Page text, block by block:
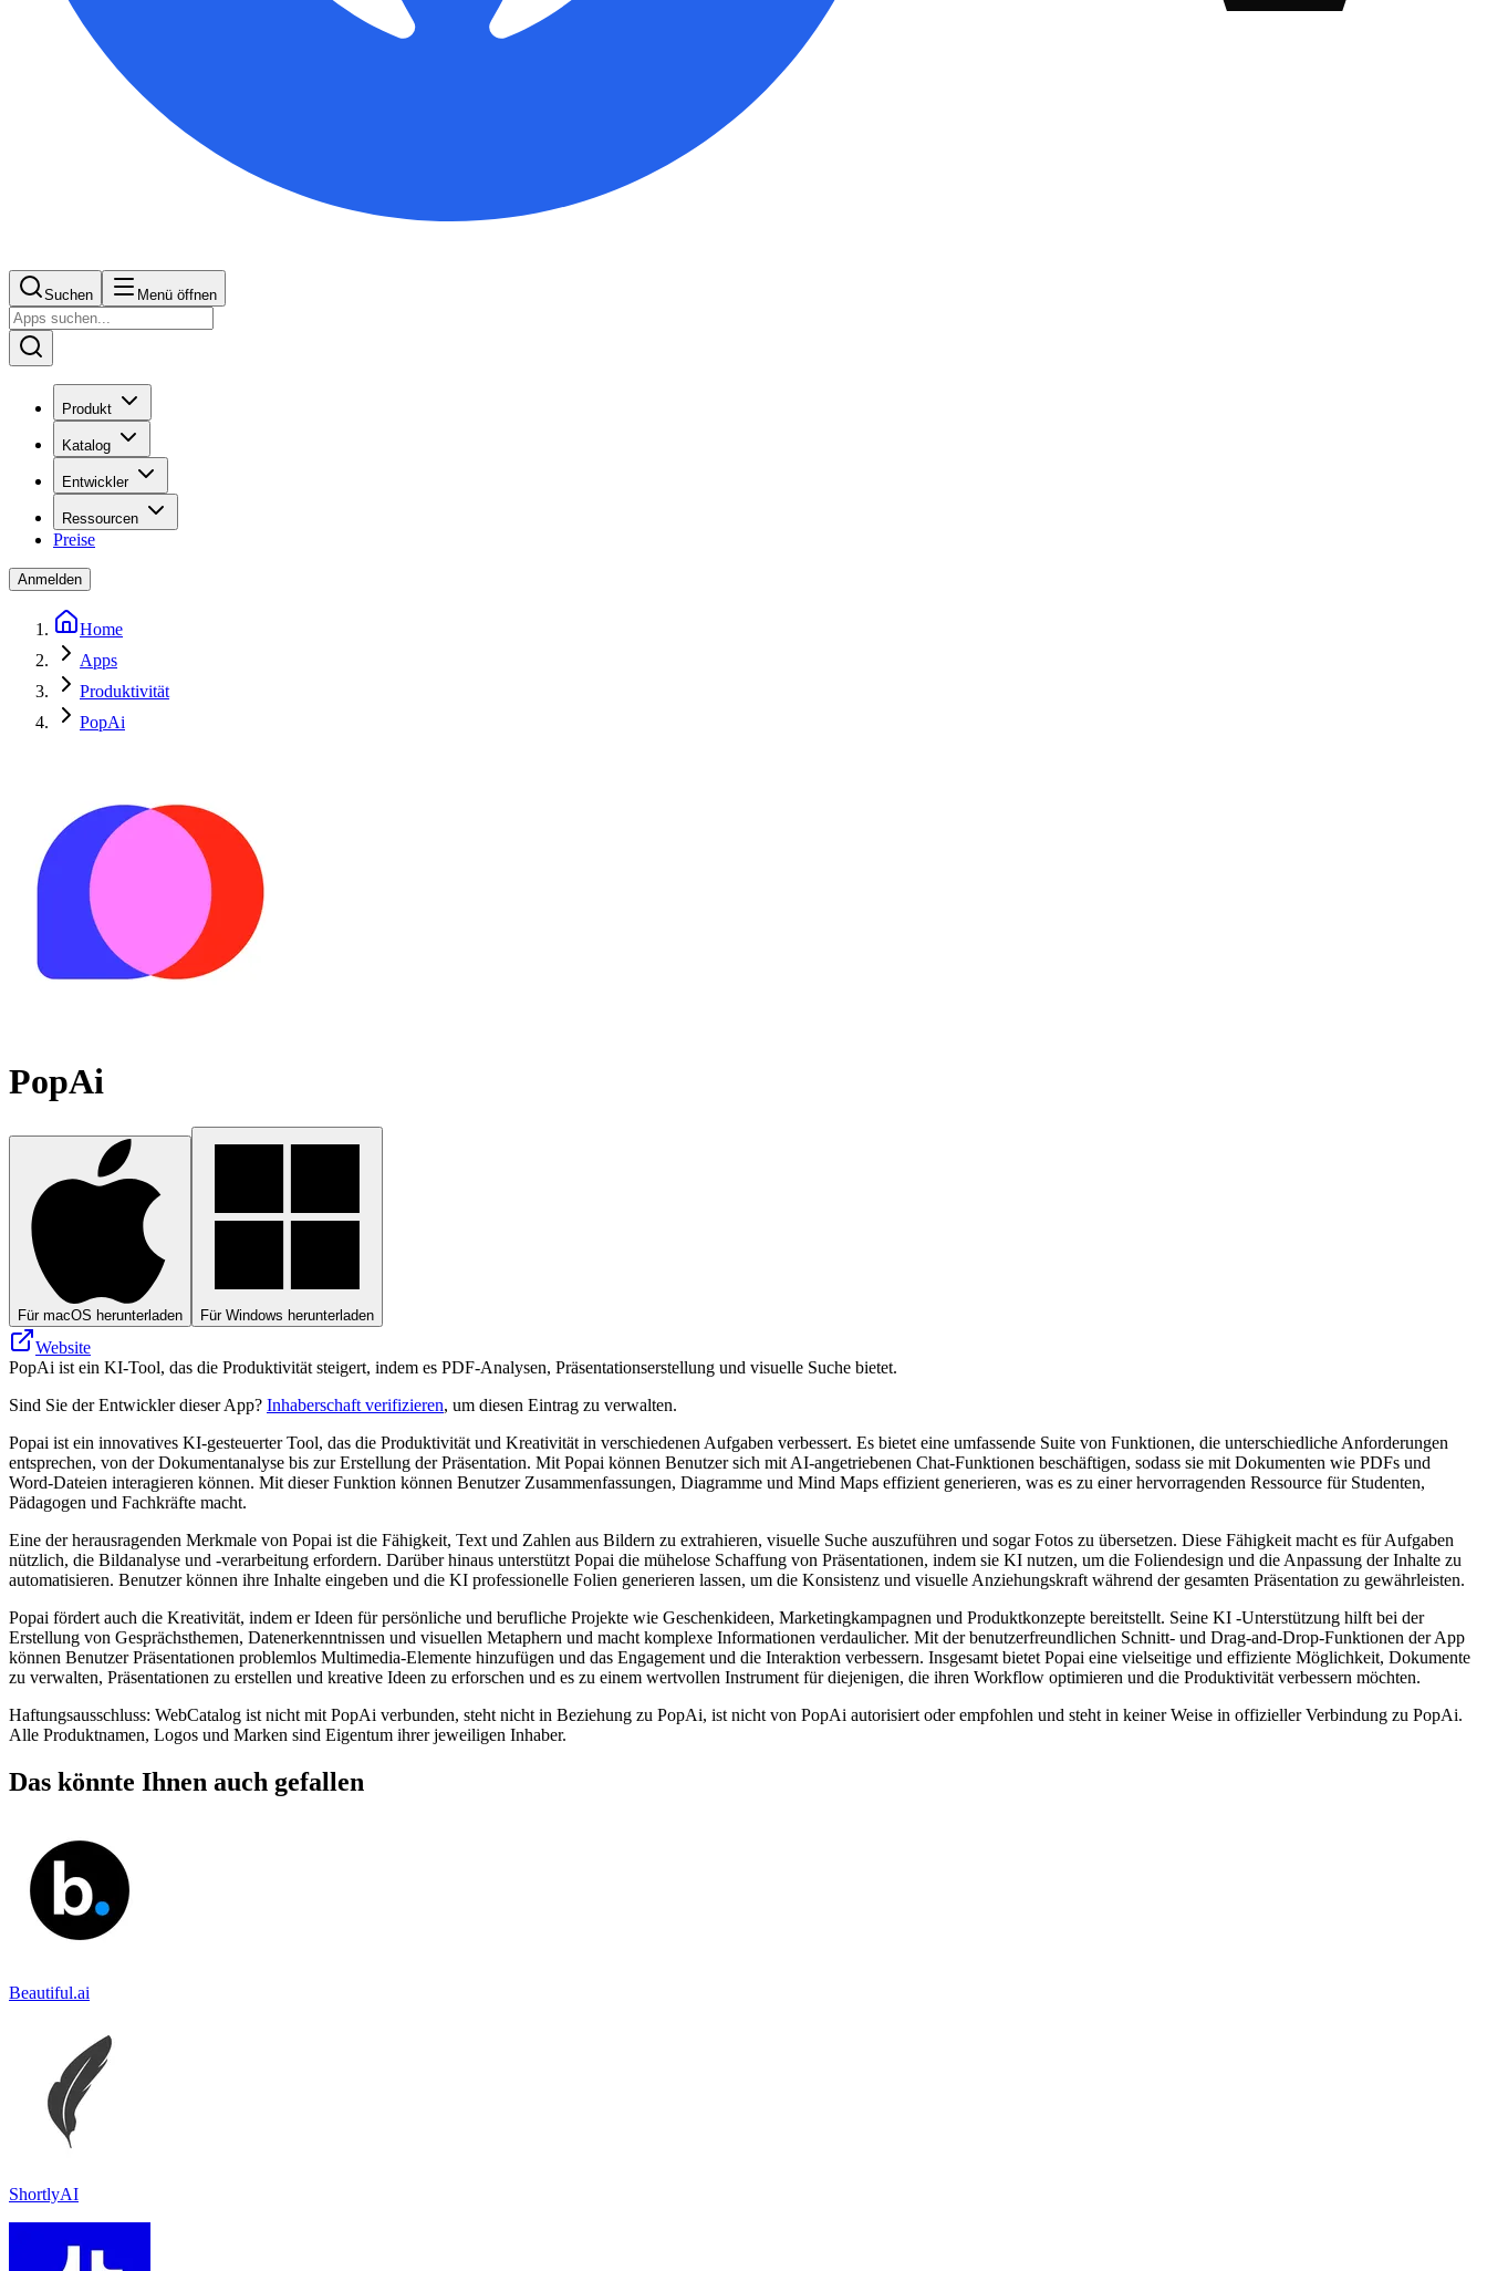
Suchen Menü öffnen
Produkt
Katalog
Entwickler
Ressourcen
Preise
Anmelden
Home
Apps
Produktivität
PopAi
PopAi
Für macOS herunterladen Für Windows herunterladen
Website
PopAi ist ein KI-Tool, das die Produktivität steigert, indem es PDF-Analysen, Präsentationserstellung und visuelle Suche bietet.
Sind Sie der Entwickler dieser App? Inhaberschaft verifizieren, um diesen Eintrag zu verwalten.
Popai ist ein innovatives KI-gesteuerter Tool, das die Produktivität und Kreativität in verschiedenen Aufgaben verbessert. Es bietet eine umfassende Suite von Funktionen, die unterschiedliche Anforderungen
entsprechen, von der Dokumentanalyse bis zur Erstellung der Präsentation. Mit Popai können Benutzer sich mit AI-angetriebenen Chat-Funktionen beschäftigen, sodass sie mit Dokumenten wie PDFs und
Word-Dateien interagieren können. Mit dieser Funktion können Benutzer Zusammenfassungen, Diagramme und Mind Maps effizient generieren, was es zu einer hervorragenden Ressource für Studenten,
Pädagogen und Fachkräfte macht.
Eine der herausragenden Merkmale von Popai ist die Fähigkeit, Text und Zahlen aus Bildern zu extrahieren, visuelle Suche auszuführen und sogar Fotos zu übersetzen. Diese Fähigkeit macht es für Aufgaben
nützlich, die Bildanalyse und -verarbeitung erfordern. Darüber hinaus unterstützt Popai die mühelose Schaffung von Präsentationen, indem sie KI nutzen, um die Foliendesign und die Anpassung der Inhalte zu
automatisieren. Benutzer können ihre Inhalte eingeben und die KI professionelle Folien generieren lassen, um die Konsistenz und visuelle Anziehungskraft während der gesamten Präsentation zu gewährleisten.
Popai fördert auch die Kreativität, indem er Ideen für persönliche und berufliche Projekte wie Geschenkideen, Marketingkampagnen und Produktkonzepte bereitstellt. Seine KI -Unterstützung hilft bei der
Erstellung von Gesprächsthemen, Datenerkenntnissen und visuellen Metaphern und macht komplexe Informationen verdaulicher. Mit der benutzerfreundlichen Schnitt- und Drag-and-Drop-Funktionen der App
können Benutzer Präsentationen problemlos Multimedia-Elemente hinzufügen und das Engagement und die Interaktion verbessern. Insgesamt bietet Popai eine vielseitige und effiziente Möglichkeit, Dokumente
zu verwalten, Präsentationen zu erstellen und kreative Ideen zu erforschen und es zu einem wertvollen Instrument für diejenigen, die ihren Workflow optimieren und die Produktivität verbessern möchten.
Haftungsausschluss: WebCatalog ist nicht mit PopAi verbunden, steht nicht in Beziehung zu PopAi, ist nicht von PopAi autorisiert oder empfohlen und steht in keiner Weise in offizieller Verbindung zu PopAi.
Alle Produktnamen, Logos und Marken sind Eigentum ihrer jeweiligen Inhaber.
Das könnte Ihnen auch gefallen
Beautiful.ai
ShortlyAI